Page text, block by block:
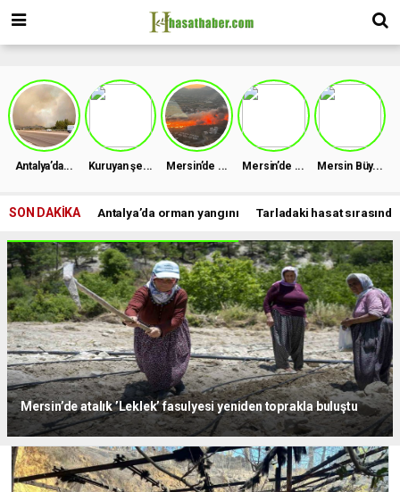
Antalya’da... Kuruyan şe... Mersin’de ... Mersin’de ... Mersin Büy...
SON DAKİKA Antalya’da orman yangını Tarladaki hasat
Mersin’de atalık ’Leklek’ fasulyesi yeniden toprakla buluştu